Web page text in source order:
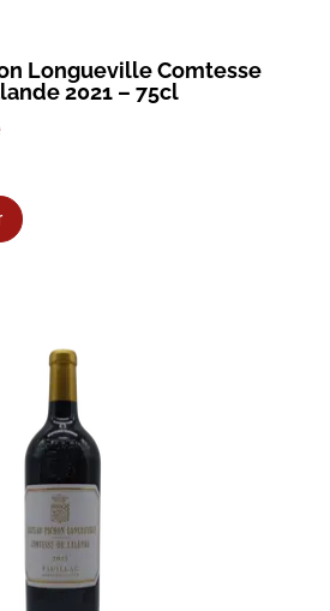
Longueville Comtesse
2021 – 75cl